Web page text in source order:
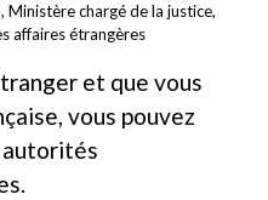
chargé de la justice,
affaires étrangères
et que vous
vous pouvez
autorités